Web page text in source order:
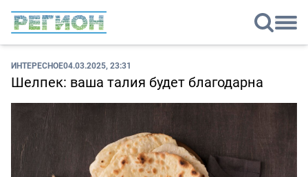
ИНТЕРЕСНОЕ04.03.2025, 23:31
Шелпек: ваша талия будет благодарна